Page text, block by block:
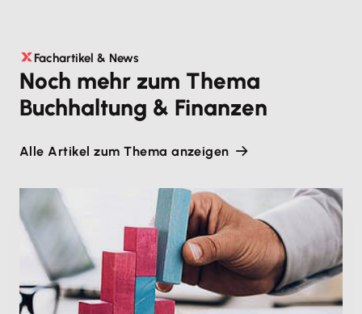
Fachartikel & News
Noch mehr zum Thema
Buchhaltung & Finanzen
Alle Artikel zum Thema anzeigen